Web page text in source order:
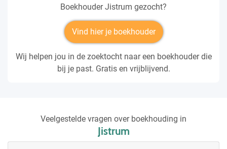
Boekhouder Jistrum gezocht?
Vind hier je boekhouder
Wij helpen jou in de zoektocht naar een boekhouder die
bij je past. Gratis en vrijblijvend.
Veelgestelde vragen over boekhouding in
Jistrum